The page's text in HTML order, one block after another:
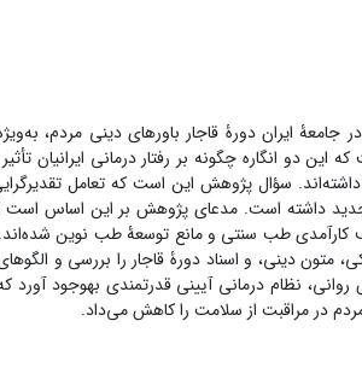
ایران دورۀ قاجار باورهای دینی مردم، به‌ویژه
انگاره چگونه بر رفتار درمانی ایرانیان
سؤال پژوهش این است که تعامل
داشته است. مدعای پژوهش بر این اساس است
طب سنتی و مانع توسعۀ طب نوین
دینی، و اسناد دورۀ قاجار را بررسی و
نظام درمانی آیینی قدرتمندی به‏وجود آورد
در مراقبت از سلامت را کاهش می‌داد.